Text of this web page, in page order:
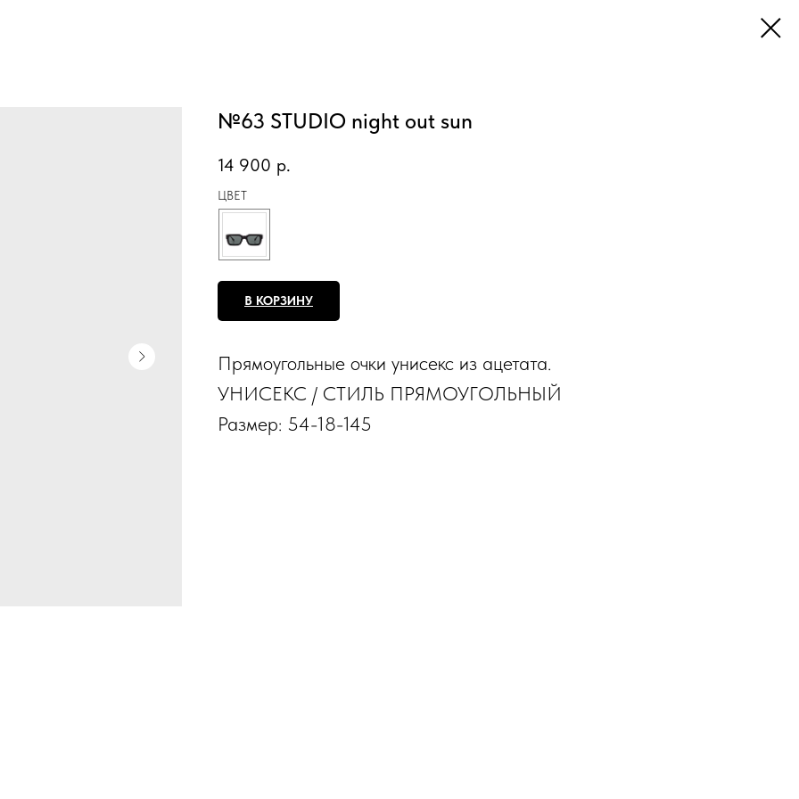
№63 STUDIO night out sun
14 900 р.
ЦВЕТ
В КОРЗИНУ
Прямоугольные очки унисекс из ацетата.
УНИСЕКС / СТИЛЬ ПРЯМОУГОЛЬНЫЙ
Размер: 54-18-145